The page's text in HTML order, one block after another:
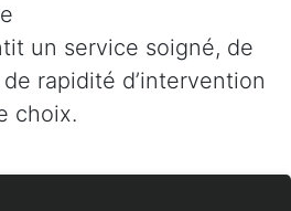
un service soigné, de
rapidité d’intervention
choix.